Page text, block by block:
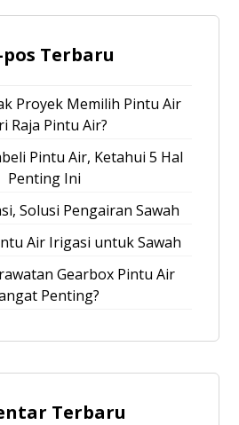
pos Terbaru
Proyek Memilih Pintu Air
Raja Pintu Air?
Pintu Air, Ketahui 5 Hal
Penting Ini
Solusi Pengairan Sawah
Air Irigasi untuk Sawah
Gearbox Pintu Air
Penting?
Terbaru